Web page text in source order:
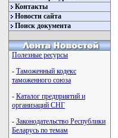
Контакты
Новости сайта
Поиск документа
Полезные ресурсы
- Таможенный кодекс
таможенного союза
- Каталог предприятий и
организаций СНГ
- Законодательство Республики
Беларусь по темам